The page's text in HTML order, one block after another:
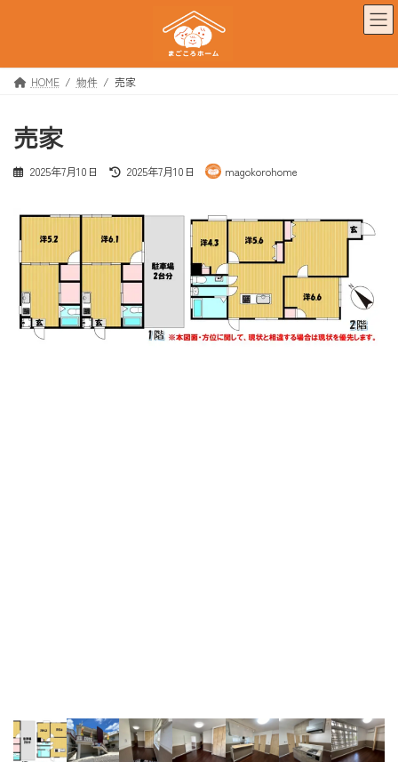
HOME 物件 売家
売家
2025年7月10日
最
新
時
:
2025年7月10日 magokorohome